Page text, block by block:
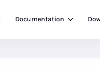
Documentation